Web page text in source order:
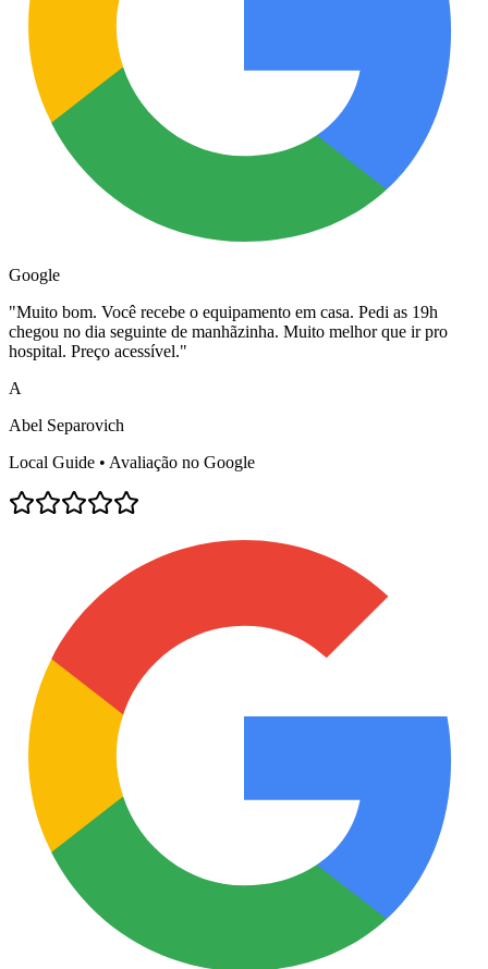
Google
"Muito bom. Você recebe o equipamento em casa. Pedi as 19h
chegou no dia seguinte de manhãzinha. Muito melhor que ir pro
hospital. Preço acessível."
A
Abel Separovich
Local Guide • Avaliação no Google